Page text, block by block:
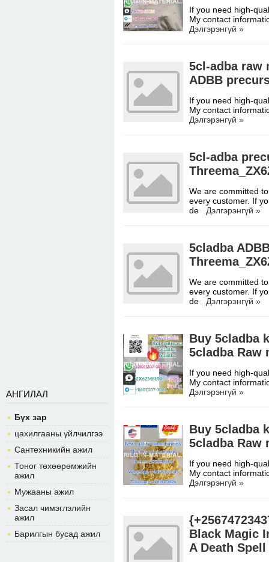
АНГИЛАЛ
Бүх зар
цахилгааны үйлчилгээ
Сантехникийн ажил
Тоног төхөөрөмжийн
ажил
Мужааны ажил
Засал чимэглэлийн
ажил
Барилгын бусад ажил
If you need high-
My contact
Дэлгэрэнгүй »
5cl-adba raw
ADBB
If you need high-
My contact
Дэлгэрэнгүй »
5cl-adba
We are committed
every customer. If
de Дэлгэрэнгүй »
5cladba
We are committed
every customer. If
de Дэлгэрэнгүй »
Buy 5cladba
5cladba Raw
If you need high-
My contact
Дэлгэрэнгүй »
Buy 5cladba
5cladba Raw
If you need high-
My contact
Дэлгэрэнгүй »
Black Magic
A Death Spell